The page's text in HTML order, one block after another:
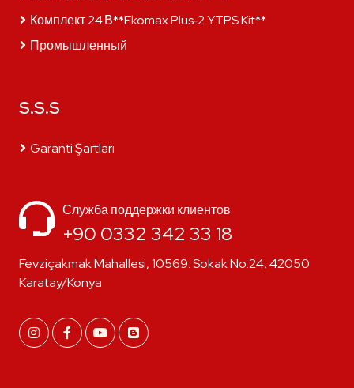
Комплект 24 В**Ekomax Plus‑2 YTPS Kit**
Промышленный
S.S.S
Garanti Şartları
Служба поддержки клиентов
+90 0332 342 33 18
Fevziçakmak Mahallesi, 10569. Sokak No:24, 42050
Karatay/Konya